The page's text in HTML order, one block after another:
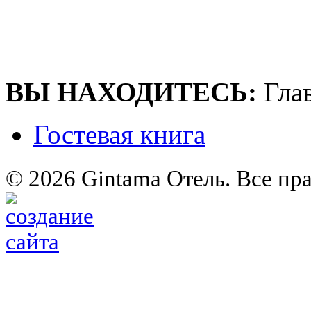
ВЫ НАХОДИТЕСЬ:
Гостевая книга
© 2026 Gintama Отель. Все